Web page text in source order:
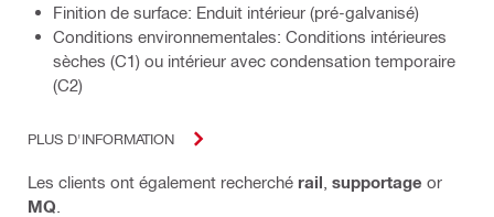
Finition de surface: Enduit intérieur (pré-galvanisé)
Conditions environnementales: Conditions intérieures
sèches (C1) ou intérieur avec condensation temporaire
(C2)
PLUS D'INFORMATION
Les clients ont également recherché rail supportage or
MQ